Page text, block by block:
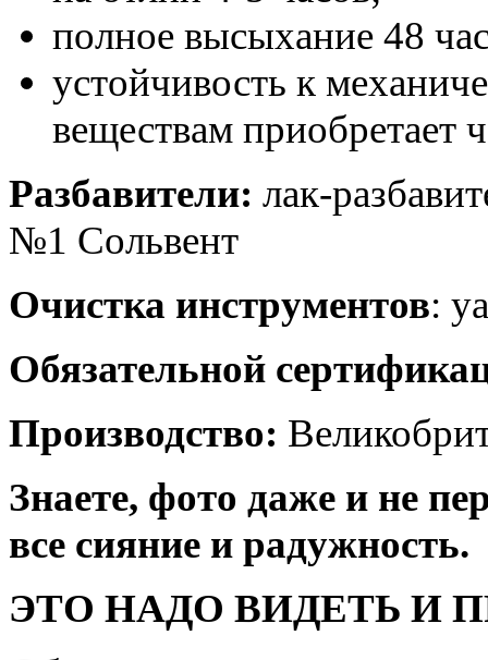
полное высыхание 48
устойчивость к
веществам приобретает
Разбавители: лак-
№1 Сольвент
Очистка инструментов:
Обязательной
Производство:
Знаете, фото даже и не
все сияние и радужность.
ЭТО НАДО ВИДЕТЬ И